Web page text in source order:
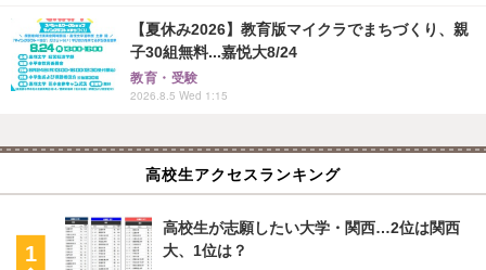
【夏休み2026】教育版マイクラでまちづくり、親
子30組無料...嘉悦大8/24
教育・受験
2026.8.5 Wed 1:15
高校生アクセスランキング
高校生が志願したい大学・関西…2位は関西
大、1位は？